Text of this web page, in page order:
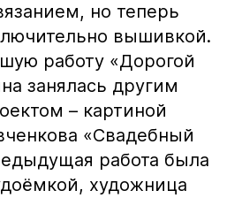
но теперь
вышивкой.
работу «Дорогой
занялась другим
– картиной
«Свадебный
работа была
художница